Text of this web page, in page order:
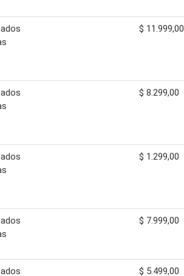
$ 11.999,00
$ 8.299,00
$ 1.299,00
$ 7.999,00
$ 5.499,00